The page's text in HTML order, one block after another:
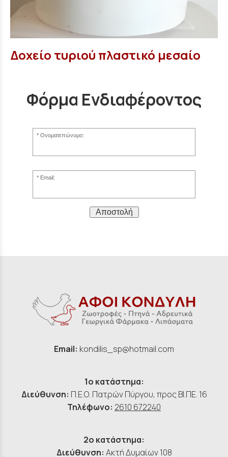
Δοχείο τυριού πλαστικό μεσαίο
Φόρμα Ενδιαφέροντος
Ονοματεπώνυμο:
Email:
Αποστολή
Email: kondilis_sp@hotmail.com
1ο κατάστημα:
Διεύθυνση: Π.Ε.Ο. Πατρών Πύργου, προς ΒΙ.ΠΕ. 16
Τηλέφωνο: 2610 672240
2ο κατάστημα:
Διεύθυνση: Ακτή Δυμαίων 108